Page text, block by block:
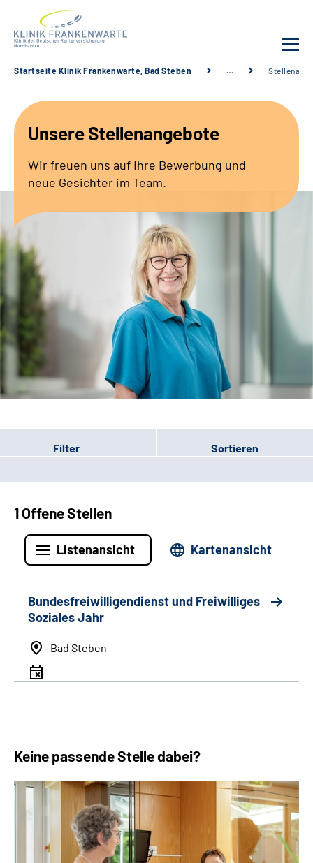
Leistungsangebot
Fachbereiche
Service
Karriere
Suche
Leichte Sprache
Gebärdensprache
Patienten-Login
Startseite Klinik Frankenwarte, Bad Steben …
Unsere Stellenangebote
Wir freuen uns auf Ihre Bewerbung und
neue Gesichter im Team.
Filter Sortieren
1 Offene Stellen
Listenansicht Kartenansicht
Bundesfreiwilligendienst und Freiwilliges
Soziales Jahr
Bad Steben
Keine passende Stelle dabei?